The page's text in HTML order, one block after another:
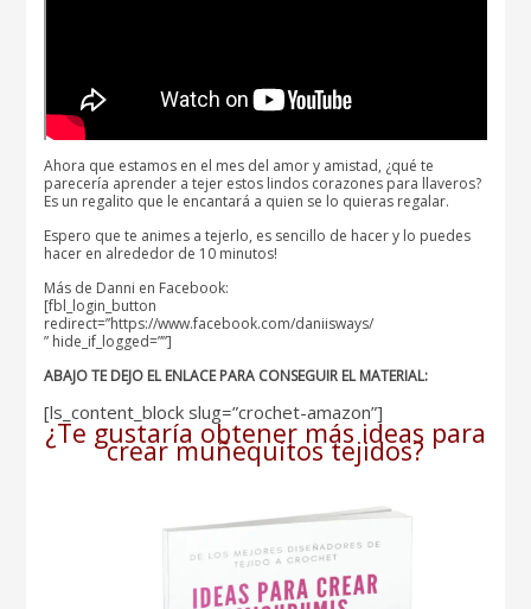
Ahora que estamos en el mes del amor y amistad, ¿qué te
parecería aprender a tejer estos lindos corazones para llaveros?
Es un regalito que le encantará a quien se lo quieras regalar.
Espero que te animes a tejerlo, es sencillo de hacer y lo puedes
hacer en alrededor de 10 minutos!
Más de Danni en Facebook:
[fbl_login_button
redirect=”https://www.facebook.com/daniisways/
” hide_if_logged=””]
ABAJO TE DEJO EL ENLACE PARA CONSEGUIR EL MATERIAL:
[ls_content_block slug=”crochet-amazon”]
¿Te gustaría obtener más ideas para
crear muñequitos tejidos?